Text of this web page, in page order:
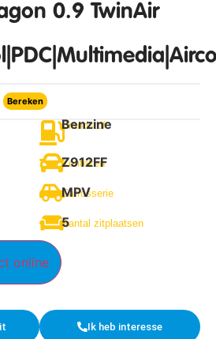
0.9 TwinAir
Bereken
Brandstof
Benzine
Kenteken
Z912FF
Carrosserie
MPV
Aantal zitplaatsen
5
online
Ik heb interesse